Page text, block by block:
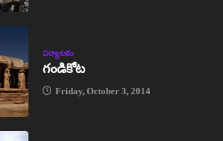
పర్యాటకం
గండికోట
Friday, October 3, 2014